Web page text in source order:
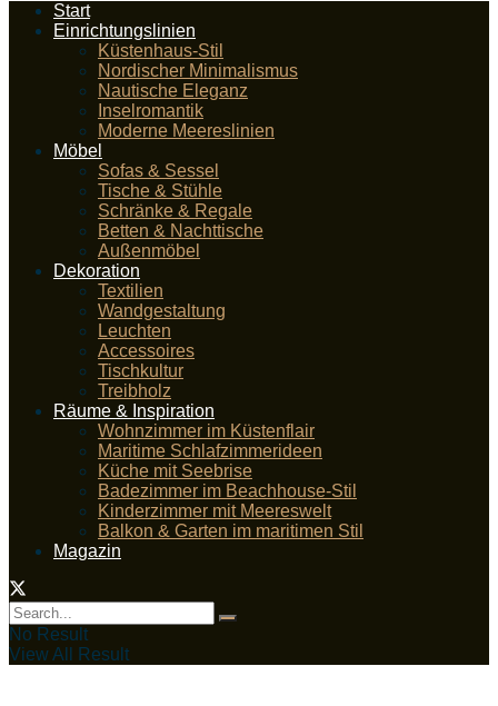
Start
Einrichtungslinien
Küstenhaus-Stil
Nordischer Minimalismus
Nautische Eleganz
Inselromantik
Moderne Meereslinien
Möbel
Sofas & Sessel
Tische & Stühle
Schränke & Regale
Betten & Nachttische
Außenmöbel
Dekoration
Textilien
Wandgestaltung
Leuchten
Accessoires
Tischkultur
Treibholz
Räume & Inspiration
Wohnzimmer im Küstenflair
Maritime Schlafzimmerideen
Küche mit Seebrise
Badezimmer im Beachhouse-Stil
Kinderzimmer mit Meereswelt
Balkon & Garten im maritimen Stil
Magazin
No Result
View All Result